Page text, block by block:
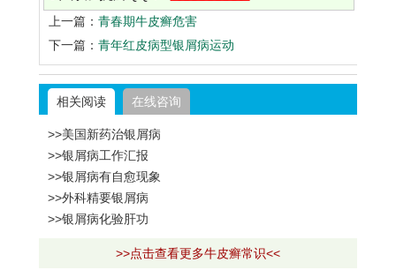
上一篇： 青春期牛皮癣危害
下一篇： 青年红皮病型银屑病运动
相关阅读 在线咨询
>>美国新药治银屑病
>>银屑病工作汇报
>>银屑病有自愈现象
>>外科精要银屑病
>>银屑病化验肝功
>>点击查看更多牛皮癣常识<<